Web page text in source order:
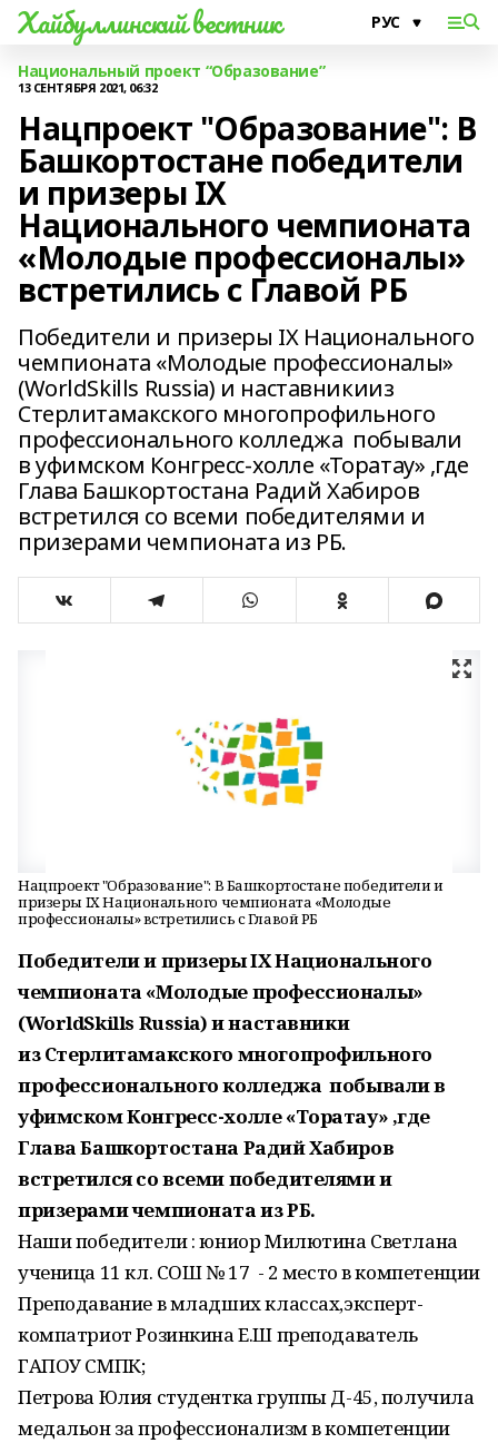
Хайбуллинский вестник
Национальный проект “Образование”
13 СЕНТЯБРЯ 2021, 06:32
Нацпроект "Образование": В
Башкортостане победители
и призеры IX
Национального чемпионата
«Молодые профессионалы»
встретились с Главой РБ
Победители и призеры IX Национального
чемпионата «Молодые профессионалы»
(WorldSkills Russia) и наставникииз
Стерлитамакского многопрофильного
профессионального колледжа побывали
в уфимском Конгресс-холле «Торатау» ,где
Глава Башкортостана Радий Хабиров
встретился со всеми победителями и
призерами чемпионата из РБ.
Нацпроект "Образование": В Башкортостане победители и
призеры IX Национального чемпионата «Молодые
профессионалы» встретились с Главой РБ
Победители и призеры IX Национального
чемпионата «Молодые профессионалы»
(WorldSkills Russia) и наставники
из Стерлитамакского многопрофильного
профессионального колледжа побывали в
уфимском Конгресс-холле «Торатау» ,где
Глава Башкортостана Радий Хабиров
встретился со всеми победителями и
призерами чемпионата из РБ.
Наши победители : юниор Милютина Светлана
ученица 11 кл. СОШ № 17 - 2 место в компетенции
Преподавание в младших классах,эксперт-
компатриот Розинкина Е.Ш преподаватель
ГАПОУ СМПК;
Петрова Юлия студентка группы Д-45, получила
медальон за профессионализм в компетенции